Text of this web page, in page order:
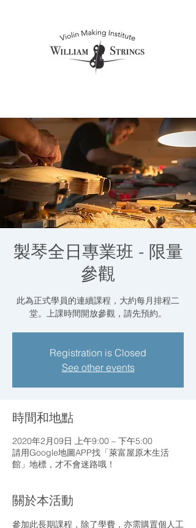
製琴全日專業班 - 限量
參觀
此為正式學員的連續課程，大約每月排程二
堂。上課時間開放參觀，請先預約。
Registration is Closed
See other events
時間和地點
2020年2月09日 上午9:00 – 下午5:00
請用Google地圖APP找「萊富屋原木生活
館」地標，才不會迷路哦！
關於本活動
參加此長期課程，除了學費，亦需購置個人工